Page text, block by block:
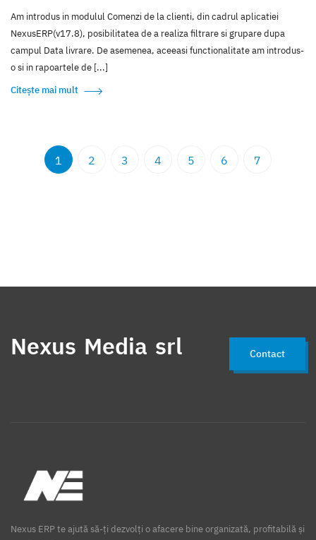
Am introdus in modulul Comenzi de la clienti, din cadrul aplicatiei
NexusERP(v17.8), posibilitatea de a realiza filtrare si grupare dupa
campul Data livrare. De asemenea, aceeasi functionalitate am introdus-
o si in rapoartele de [...]
Citește mai mult
1 2 3 4 5 6 7
Nexus Media srl Contact
Nexus ERP te ajută să-ți dezvolți o afacere bine organizată, profitabilă și